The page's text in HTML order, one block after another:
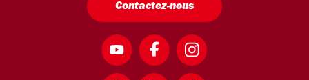
Contactez-nous